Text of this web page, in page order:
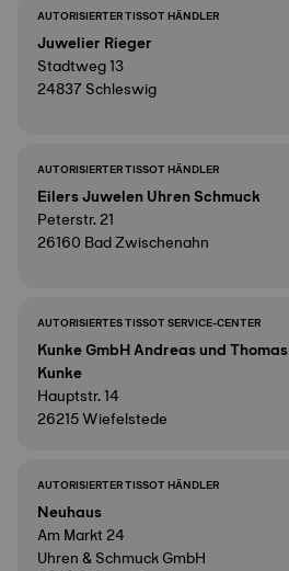
AUTORISIERTER TISSOT HÄNDLER
Juwelier Rieger
Stadtweg 13
24837 Schleswig
AUTORISIERTER TISSOT HÄNDLER
Eilers Juwelen Uhren Schmuck
Peterstr. 21
26160 Bad Zwischenahn
AUTORISIERTES TISSOT SERVICE-CENTER
Kunke GmbH Andreas und Thomas
Kunke
Hauptstr. 14
26215 Wiefelstede
AUTORISIERTER TISSOT HÄNDLER
Neuhaus
Am Markt 24
Uhren & Schmuck GmbH